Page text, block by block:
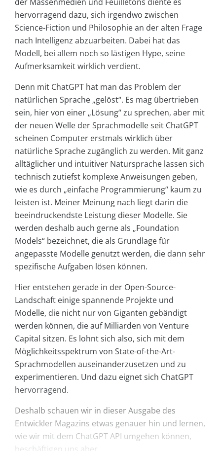
hervorragend dazu, sich irgendwo zwischen
Science-Fiction und Philosophie an der alten Frage
nach Intelligenz abzuarbeiten. Dabei hat das
Modell, bei allem noch so lästigen Hype, seine
Aufmerksamkeit wirklich verdient.
Denn mit ChatGPT hat man das Problem der
natürlichen Sprache „gelöst“. Es mag übertrieben
sein, hier von einer „Lösung“ zu sprechen, aber mit
der neuen Welle der Sprachmodelle seit ChatGPT
scheinen Computer erstmals wirklich über
natürliche Sprache zugänglich zu werden. Mit ganz
alltäglicher und intuitiver Natursprache lassen sich
technisch zutiefst komplexe Anweisungen geben,
wie es durch „einfache Programmierung“ kaum zu
leisten ist. Meiner Meinung nach liegt darin die
beeindruckendste Leistung dieser Modelle. Sie
werden deshalb auch gerne als „Foundation
Models“ bezeichnet, die als Grundlage für
angepasste Modelle genutzt werden, die dann sehr
spezifische Aufgaben lösen können.
Hier entstehen gerade in der Open-Source-
Landschaft einige spannende Projekte und
Modelle, die nicht nur von Giganten gebändigt
werden können, die auf Milliarden von Venture
Capital sitzen. Es lohnt sich also, sich mit dem
Möglichkeitsspektrum von State-of-the-Art-
Sprachmodellen auseinanderzusetzen und zu
experimentieren. Und dazu eignet sich ChatGPT
hervorragend.
Deshalb schauen wir in dieser Ausgabe des
Entwickler Magazins etwas genauer hin und lernen,
wie wir mit dem ChatGPT API umgehen können,